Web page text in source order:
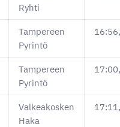
Ryhti
Tampereen
Pyrintö
Tampereen
Pyrintö
Valkeakosken
Haka